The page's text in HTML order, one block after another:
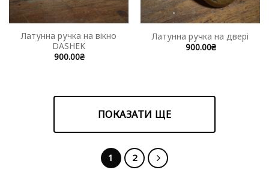
Латунна ручка на вікно
DASHEK
900.00₴
Латунна ручка на двері
900.00₴
ПОКАЗАТИ ЩЕ
1 2